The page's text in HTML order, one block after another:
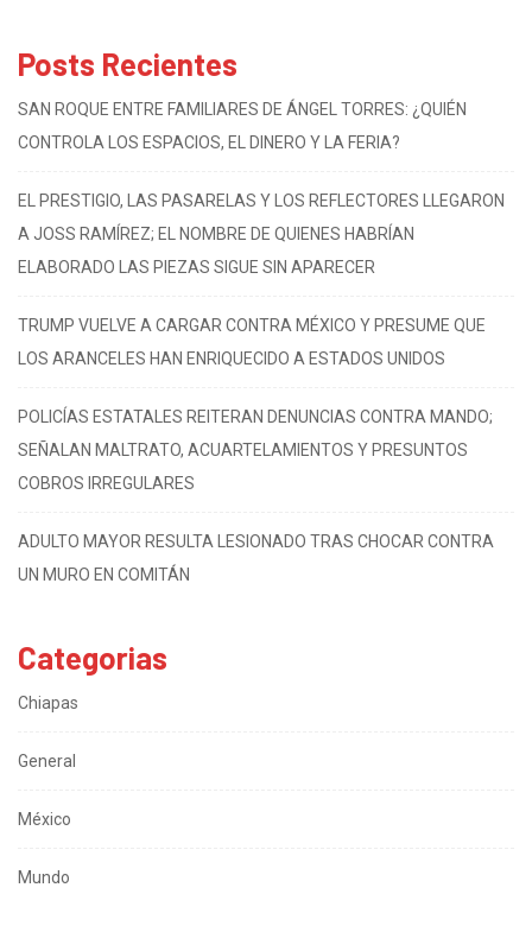
Posts Recientes
SAN ROQUE ENTRE FAMILIARES DE ÁNGEL TORRES: ¿QUIÉN
CONTROLA LOS ESPACIOS, EL DINERO Y LA FERIA?
EL PRESTIGIO, LAS PASARELAS Y LOS REFLECTORES LLEGARON
A JOSS RAMÍREZ; EL NOMBRE DE QUIENES HABRÍAN
ELABORADO LAS PIEZAS SIGUE SIN APARECER
TRUMP VUELVE A CARGAR CONTRA MÉXICO Y PRESUME QUE
LOS ARANCELES HAN ENRIQUECIDO A ESTADOS UNIDOS
POLICÍAS ESTATALES REITERAN DENUNCIAS CONTRA MANDO;
SEÑALAN MALTRATO, ACUARTELAMIENTOS Y PRESUNTOS
COBROS IRREGULARES
ADULTO MAYOR RESULTA LESIONADO TRAS CHOCAR CONTRA
UN MURO EN COMITÁN
Categorias
Chiapas
General
México
Mundo